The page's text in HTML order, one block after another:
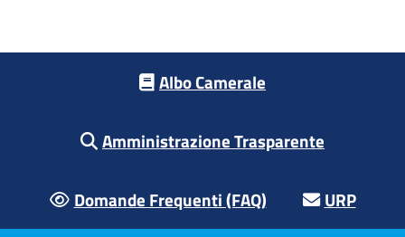
Albo Camerale
Amministrazione Trasparente
Domande Frequenti (FAQ) URP